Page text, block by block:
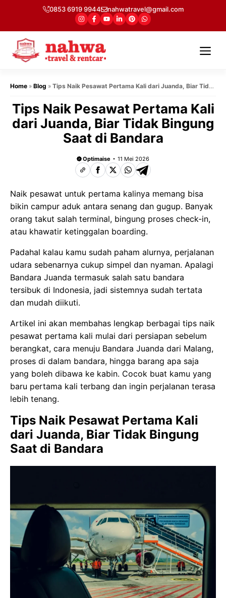
isi
0853 6919 9944 nahwatravel@gmail.com
Home » Blog » Tips Naik Pesawat Pertama Kali dari Juanda, Biar Tidak
Tips Naik Pesawat Pertama Kali
dari Juanda, Biar Tidak Bingung
Saat di Bandara
Optimaise 11 Mei 2026
Naik pesawat untuk pertama kalinya memang bisa
bikin campur aduk antara senang dan gugup. Banyak
orang takut salah terminal, bingung proses check-in,
atau khawatir ketinggalan boarding.
Padahal kalau kamu sudah paham alurnya, perjalanan
udara sebenarnya cukup simpel dan nyaman. Apalagi
Bandara Juanda termasuk salah satu bandara
tersibuk di Indonesia, jadi sistemnya sudah tertata
dan mudah diikuti.
Artikel ini akan membahas lengkap berbagai tips naik
pesawat pertama kali mulai dari persiapan sebelum
berangkat, cara menuju Bandara Juanda dari Malang,
proses di dalam bandara, hingga barang apa saja
yang boleh dibawa ke kabin. Cocok buat kamu yang
baru pertama kali terbang dan ingin perjalanan terasa
lebih tenang.
Tips Naik Pesawat Pertama Kali
dari Juanda, Biar Tidak Bingung
Saat di Bandara